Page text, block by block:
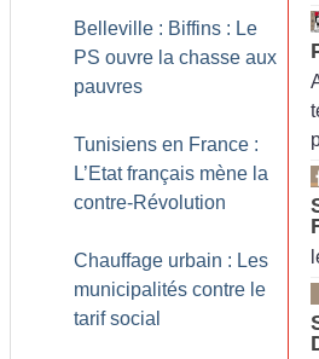
Belleville : Biffins : Le
PS ouvre la chasse aux
pauvres
Tunisiens en France :
L’Etat français mène la
contre-Révolution
Chauffage urbain : Les
municipalités contre le
tarif social